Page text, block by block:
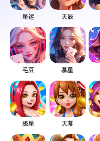
星运 天辰
毛豆 慕星
极星 天幕